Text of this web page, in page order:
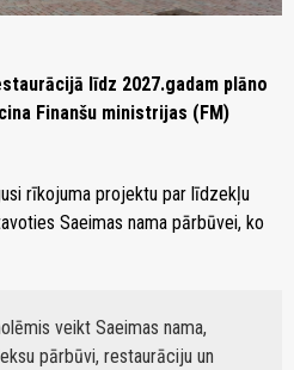
līdz 2027.gadam plāno
Finanšu ministrijas (FM)
rīkojuma projektu par līdzekļu
Saeimas nama pārbūvei, ko
veikt Saeimas nama,
pārbūvi, restaurāciju un